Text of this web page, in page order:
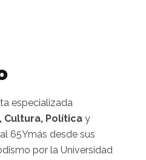
especializada
Cultura, Política y
65Ymás desde sus
por la Universidad